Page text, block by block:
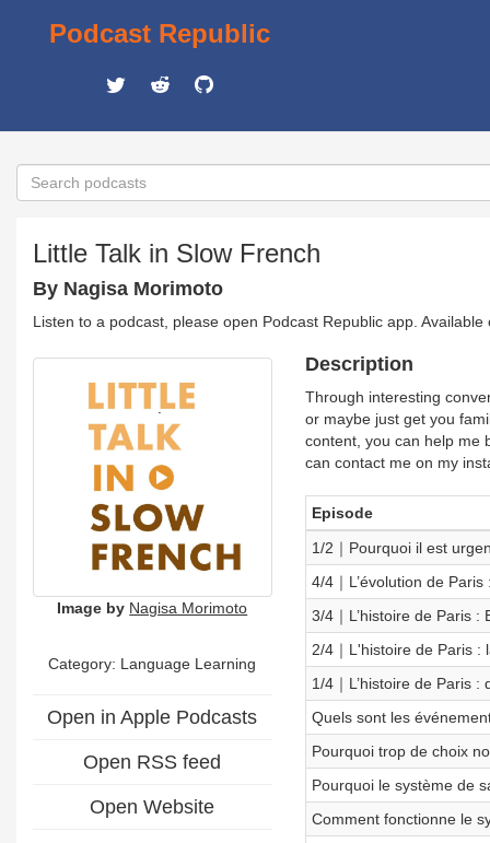
Podcast Republic
Little Talk in Slow French
By Nagisa Morimoto
Listen to a podcast, please open Podcast Republic app.
Image by Nagisa Morimoto
Category: Language Learning
Open in Apple Podcasts
Open RSS feed
Open Website
Description
Through interesting
or maybe just get you
content, you can help me
can contact me on my
Episode
1/2｜Pourquoi il est
4/4｜L’évolution de
3/4｜L’histoire de Paris
2/4｜L'histoire de Paris :
1/4｜L’histoire de Paris
Quels sont les
Pourquoi trop de choix
Pourquoi le système de
Comment fonctionne le